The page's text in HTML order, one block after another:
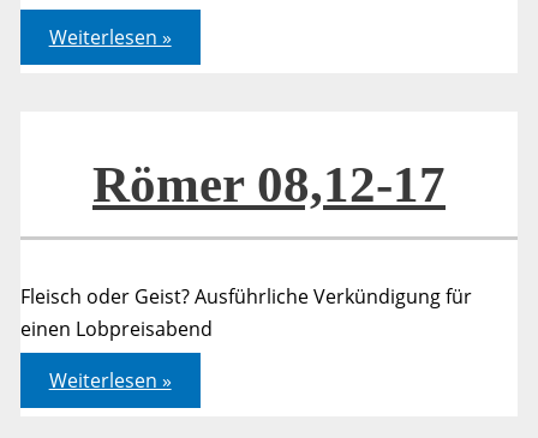
Römer
08,12-
17
Weiterlesen »
Römer 08,12-17
Fleisch oder Geist? Ausführliche Verkündigung für
einen Lobpreisabend
Römer
08,12-
17
Weiterlesen »